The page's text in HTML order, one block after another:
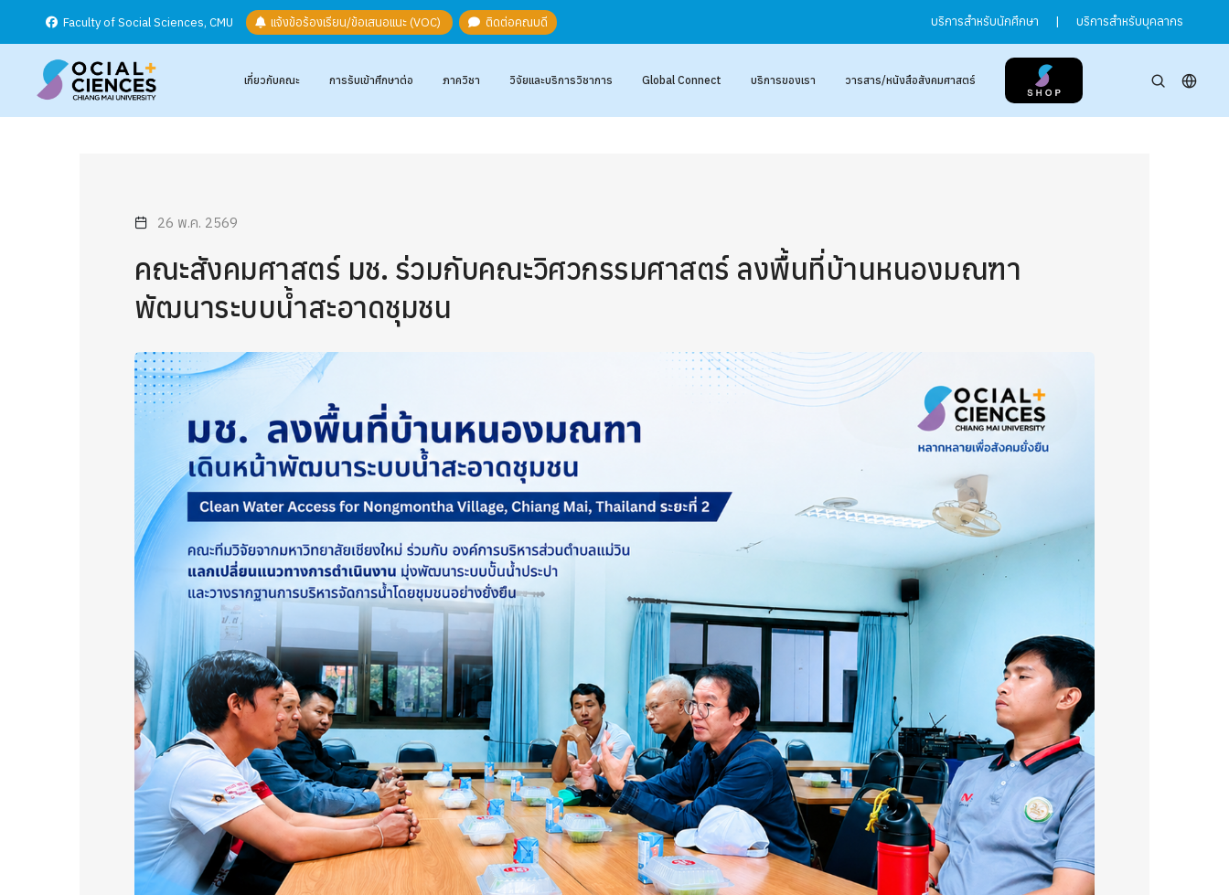
Faculty of Social Sciences, CMU แจ้งข้อร้องเรียน/ข้อเสนอแนะ (VOC) ติดต่อคณบดี บริการสำหรับนักศึกษา | บริการสำหรับบุคลากร
เกี่ยวกับคณะ การรับเข้าศึกษาต่อ ภาควิชา วิจัยและบริการวิชาการ Global Connect บริการของเรา วารสาร/หนังสือสังคมศาสตร์
26 พ.ค. 2569
คณะสังคมศาสตร์ มช. ร่วมกับคณะวิศวกรรมศาสตร์ ลงพื้นที่บ้านหนองมณฑา
พัฒนาระบบน้ำสะอาดชุมชน